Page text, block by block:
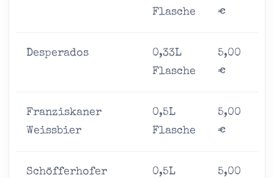
Flasche
€
Desperados
0,33L
Flasche
5,00
€
Franziskaner
Weissbier
0,5L
Flasche
5,00
€
Schöfferhofer
0,5L
5,00